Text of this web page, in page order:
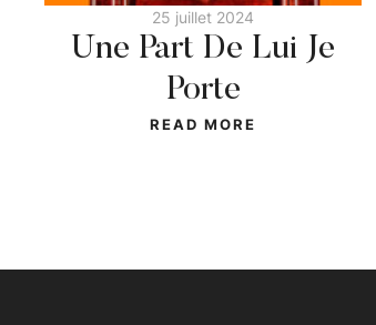
25 juillet 2024
Une Part De Lui Je
Porte
READ MORE